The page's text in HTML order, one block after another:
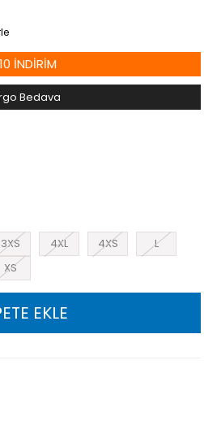
10 İNDIRIM
Bedava
3XS 4XL 4XS
L
XS